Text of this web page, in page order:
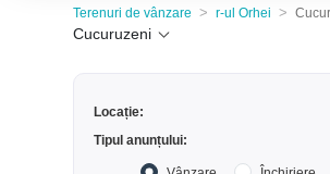
Terenuri de vânzare > r-ul Orhei >
Cucuruzeni
Locație:
Tipul anunțului: